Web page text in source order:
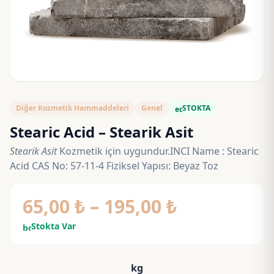
Diğer Kozmetik Hammaddeleri Genel ecoSTOKTA
Stearic Acid – Stearik Asit
Stearik AsitKozmetik için uygundur.INCI Name : Stearic
Acid CAS No: 57-11-4 Fiziksel Yapısı: Beyaz Toz
65,00 ₺ – 195,00 ₺Fiyat
boltStokta Var
kg